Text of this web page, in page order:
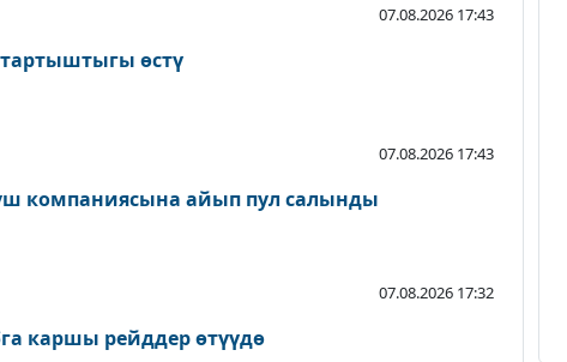
07.08.2026 17:43
өстү
07.08.2026 17:43
компаниясына айып пул салынды
07.08.2026 17:32
каршы рейддер өтүүдө